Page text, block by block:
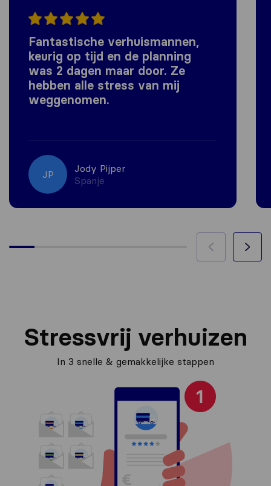
Fantastische verhuismannen,
keurig op tijd en de planning
was 2 dagen maar door. Ze
hebben alle stress van mij
weggenomen.
JP
Jody Pijper
Spanje
Stressvrij verhuizen
In 3 snelle & gemakkelijke stappen